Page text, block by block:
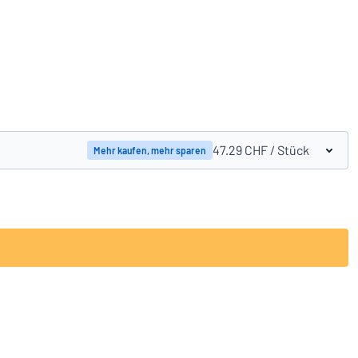
Mehr kaufen, mehr sparen 47.29 CHF / Stück